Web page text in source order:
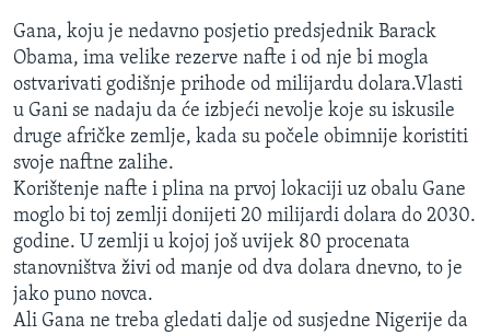
SVIJET
KORUPCIJA
SLOBODA MEDIJA
ŽENSKA STRANA
IZBJEGLIČKA STRANA
MAGAZIN
O GLASU AMERIKE
Learning English
Gana, koju je nedavno posjetio predsjednik Barack
Obama, ima velike rezerve nafte i od nje bi mogla
ostvarivati godišnje prihode od milijardu dolara.Vlasti
u Gani se nadaju da će izbjeći nevolje koje su iskusile
druge afričke zemlje, kada su počele obimnije koristiti
svoje naftne zalihe.
Korištenje nafte i plina na prvoj lokaciji uz obalu Gane
moglo bi toj zemlji donijeti 20 milijardi dolara do 2030.
godine. U zemlji u kojoj još uvijek 80 procenata
stanovništva živi od manje od dva dolara dnevno, to je
jako puno novca.
Ali Gana ne treba gledati dalje od susjedne Nigerije da